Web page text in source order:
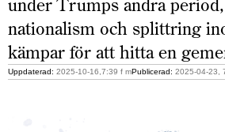
nationalism och splittring
kämpar för att hitta en
Uppdaterad: 2025-10-16,7:39 f mPublicerad: 2025-04-23,